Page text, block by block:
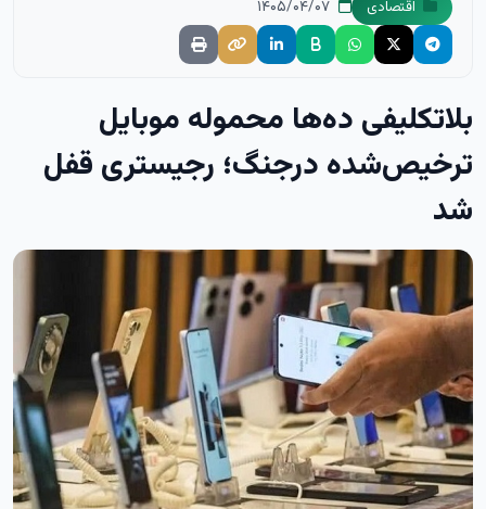
اقتصادی
بلاتکلیفی ده‌ها محموله موبایل
ترخیص‌شده درجنگ؛ رجیستری قفل
شد